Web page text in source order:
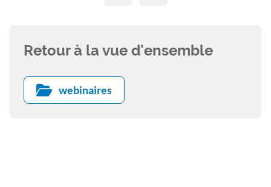
Retour à la vue d'ensemble
webinaires